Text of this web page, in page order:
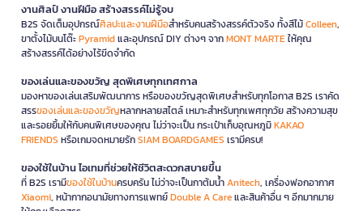
งานศิลป์ งานฝีมือ สร้างสรรค์ไม่รู้จบ
B2S จัดเต็มอุปกรณ์ศิลปะและงานฝีมือสำหรับคนสร้างสรรค์ตัวจริง ทั้งสีไม้Colleen,
ขาตั้งไม้บนโต๊ะPyramidและอุปกรณ์ DIY ต่างๆ จากMONT MARTEให้คุณ
สร้างสรรค์ได้อย่างไร้ขีดจำกัด
ของเล่นและของขวัญ สุดพิเศษทุกเทศกาล
มองหาของเล่นเสริมพัฒนาการ หรือของขวัญสุดพิเศษสำหรับทุกโอกาส B2S เราคัด
สรรของเล่นและของขวัญหลากหลายสไตล์ เหมาะสำหรับทุกเพศทุกวัย สร้างความสุข
และรอยยิ้มให้กับคนพิเศษของคุณ ไม่ว่าจะเป็น กระเป๋าเก็บอุณหภูมิKAKAO
FRIENDS หรือเกมจดหมายรักSIAM BOARDGAMES เรามีครบ!
ของใช้ในบ้าน ไอเทมที่ช่วยให้ชีวิตสะดวกสบายขึ้น
ที่ B2S เรามีของใช้ในบ้านครบครัน ไม่ว่าจะเป็นกาต้มน้ำAnitech, เครื่องฟอกอากาศ
Xiaomi, หน้ากากอนามัยทางการแพทย์Double A Careและสินค้าอื่น ๆ อีกมากมาย